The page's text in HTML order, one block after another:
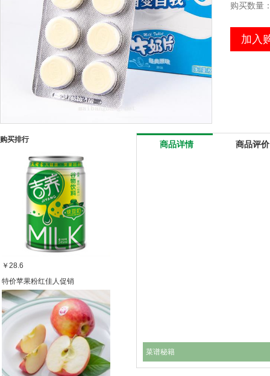
购买数量
加入
购买排行
￥28.6
特价苹果粉红佳人促销
商品详情 商品评价
菜谱秘籍